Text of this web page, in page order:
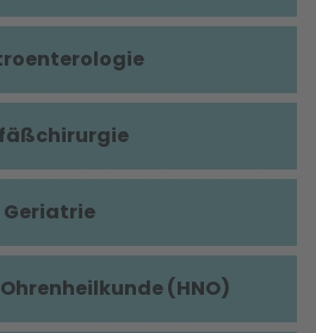
Geriatrie
(HNO)